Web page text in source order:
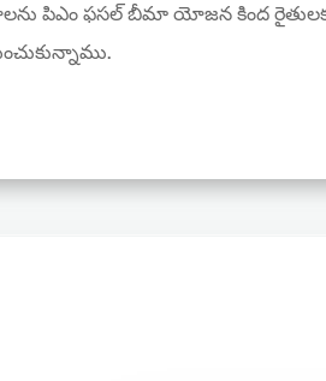
పిఎం ఫసల్ బీమా యోజన కింద